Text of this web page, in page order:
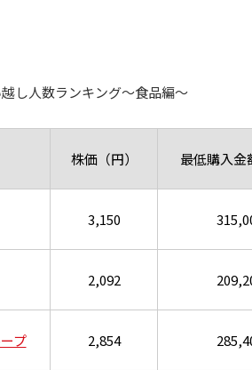
し人数ランキング～食品編～
株価（円） 最低購入金
3,150
2,092
プ 2,854